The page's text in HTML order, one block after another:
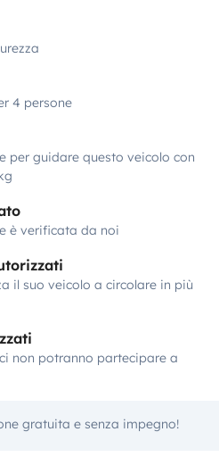
4 persone
per guidare questo veicolo con
è verificata da noi
il suo veicolo a circolare in più
non potranno partecipare a
gratuita e senza impegno!